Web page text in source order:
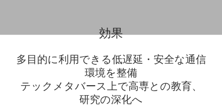
効果
多目的に利用できる低遅延・安全な通信
環境を整備
テックメタバース上で高専との教育、
研究の深化へ